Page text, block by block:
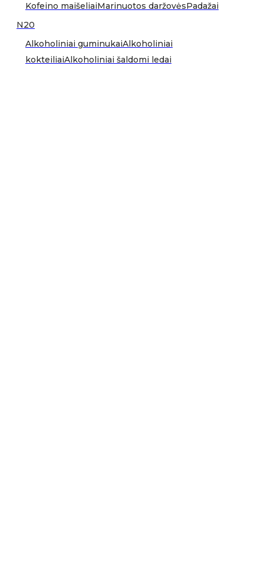
Kofeino maišeliaiMarinuotos daržovėsPadažai
N20
Alkoholiniai guminukaiAlkoholiniai
kokteiliaiAlkoholiniai šaldomi ledai